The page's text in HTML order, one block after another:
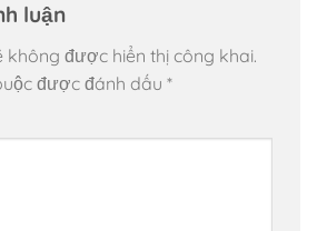
luận
không được hiển thị công khai.
được đánh dấu *